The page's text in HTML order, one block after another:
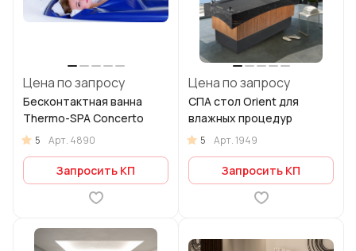
Цена по запросу
Бесконтактная ванна
Thermo-SPA Concerto
5 Арт. 4890
Запросить КП
Цена по запросу
СПА стол Orient для
влажных процедур
5 Арт.1949
Запросить КП